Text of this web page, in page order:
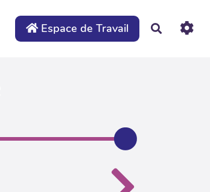
Espace de Travail